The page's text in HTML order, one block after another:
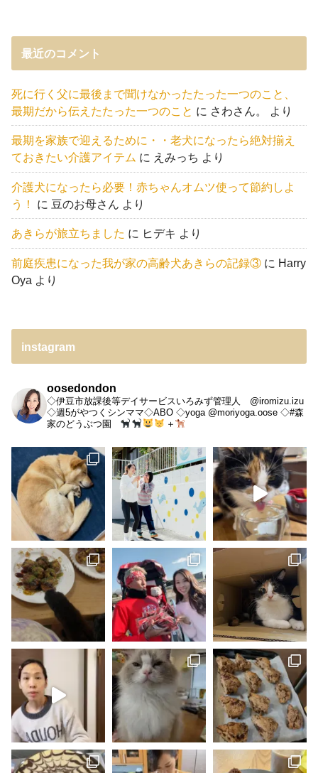
最近のコメント
死に行く父に最後まで聞けなかったたった一つのこと、
最期だから伝えたたった一つのこと に さわさん。 より
最期を家族で迎えるために・・老犬になったら絶対揃え
ておきたい介護アイテム に えみっち より
介護犬になったら必要！赤ちゃんオムツ使って節約しよ
う！
に 豆のお母さん より
あきらが旅立ちました に ヒデキ より
前庭疾患になった我が家の高齢犬あきらの記録③ に Harry
Oya より
instagram
oosedondon
◇伊豆市放課後等デイサービスいろみず管理人 @iromizu.izu
◇週5がやつくシンママ◇ABO ◇yoga @moriyoga.oose ◇#森
家のどうぶつ園
＋